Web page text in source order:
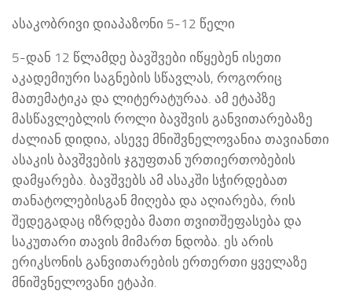
ასაკობრივი დიაპაზონი 5-12 წელი
5-დან 12 წლამდე ბავშვები იწყებენ ისეთი
აკადემიური საგნების სწავლას, როგორიც
მათემატიკა და ლიტერატურაა. ამ ეტაპზე
მასწავლებლის როლი ბავშვის განვითარებაზე
ძალიან დიდია, ასევე მნიშვნელოვანია თავიანთი
ასაკის ბავშვების ჯგუფთან ურთიერთობების
დამყარება. ბავშვებს ამ ასაკში სჭირდებათ
თანატოლებისგან მიღება და აღიარება, რის
შედეგადაც იზრდება მათი თვითშეფასება და
საკუთარი თავის მიმართ ნდობა. ეს არის
ერიკსონის განვითარების ერთერთი ყველაზე
მნიშვნელოვანი ეტაპი.